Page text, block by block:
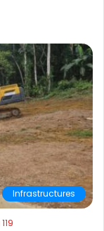
Infrastructures